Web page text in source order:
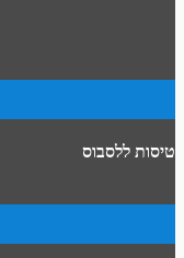
טיסות ללסבוס